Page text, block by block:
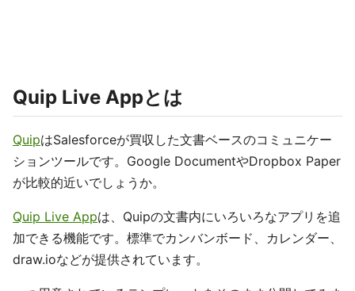
Quip Live Appとは
QuipはSalesforceが買収した文書ベースのコミュニケー
ションツールです。Google DocumentやDropbox Paper
が比較的近いでしょうか。
Quip Live Appは、Quipの文書内にいろいろなアプリを追
加できる機能です。標準でカンバンボード、カレンダー、
draw.ioなどが提供されています。